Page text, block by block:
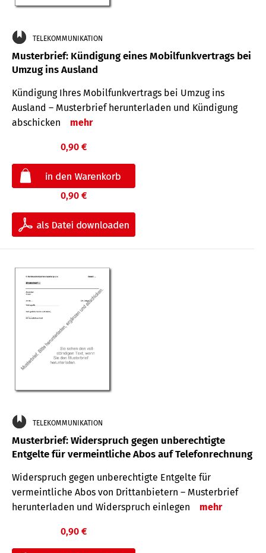
TELEKOMMUNIKATION
Musterbrief: Kündigung eines Mobilfunkvertrags bei
Umzug ins Ausland
Kündigung Ihres Mobilfunkvertrags bei Umzug ins
Ausland – Musterbrief herunterladen und Kündigung
abschicken
mehr
0,90 €
0,90 €
TELEKOMMUNIKATION
Musterbrief: Widerspruch gegen unberechtigte
Entgelte für vermeintliche Abos auf Telefonrechnung
Widerspruch gegen unberechtigte Entgelte für
vermeintliche Abos von Drittanbietern – Musterbrief
herunterladen und Widerspruch einlegen
mehr
0,90 €